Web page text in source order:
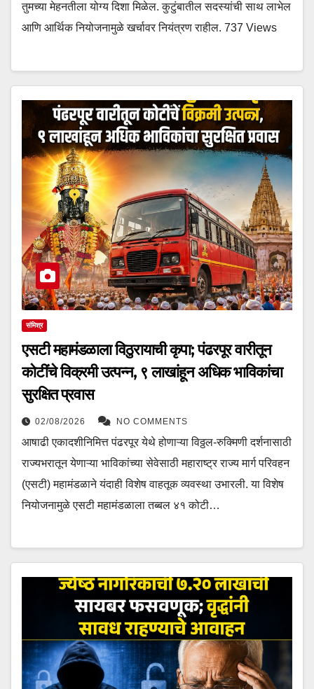
तुमच्या मेहनतीला योग्य दिशा मिळेल. कुटुंबातील सदस्यांची साथ लाभेल
आणि आर्थिक नियोजनामुळे खर्चावर नियंत्रण राहील. 737 Views
संमिश्र
एसटी महामंडळाला विठुरायाची कृपा; पंढरपूर वारीतून
कोटींचे विक्रमी उत्पन्न, ९ लाखांहून अधिक भाविकांचा
सुरक्षित प्रवास
02/08/2026 NO COMMENTS
आषाढी एकादशीनिमित्त पंढरपूर येथे होणाऱ्या विठ्ठल-रुक्मिणी दर्शनासाठी
राज्यभरातून येणाऱ्या भाविकांच्या सेवेसाठी महाराष्ट्र राज्य मार्ग परिवहन
(एसटी) महामंडळाने यंदाही विशेष वाहतूक व्यवस्था उभारली. या विशेष
नियोजनामुळे एसटी महामंडळाला तब्बल ४१ कोटी…